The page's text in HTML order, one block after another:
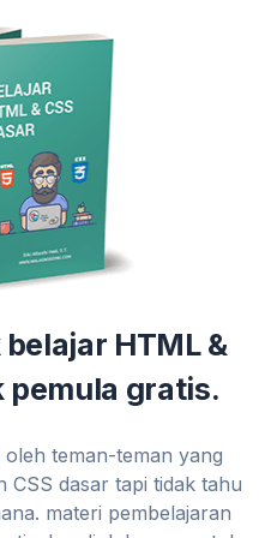
HTML &
pemula gratis.
teman-teman yang
CSS dasar tapi tidak tahu
materi pembelajaran